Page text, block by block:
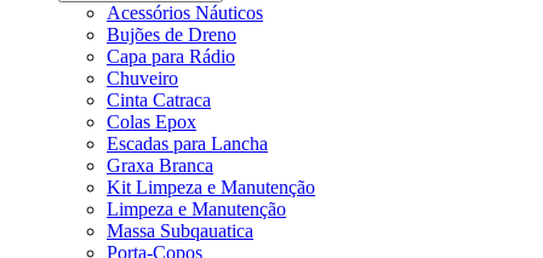
Acessórios Náuticos
Bujões de Dreno
Capa para Rádio
Chuveiro
Cinta Catraca
Colas Epox
Escadas para Lancha
Graxa Branca
Kit Limpeza e Manutenção
Limpeza e Manutenção
Massa Subqauatica
Porta-Copos